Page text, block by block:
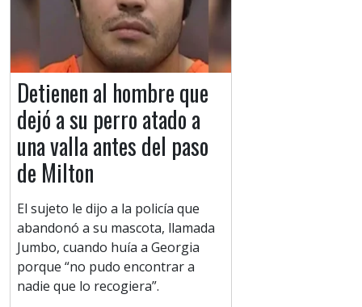
Detienen al hombre que
dejó a su perro atado a
una valla antes del paso
de Milton
El sujeto le dijo a la policía que
abandonó a su mascota, llamada
Jumbo, cuando huía a Georgia
porque “no pudo encontrar a
nadie que lo recogiera”.